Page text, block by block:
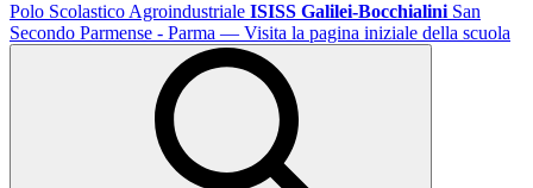
Polo Scolastico Agroindustriale ISISS Galilei-Bocchialini San
Secondo Parmense - Parma — Visita la pagina iniziale della scuola